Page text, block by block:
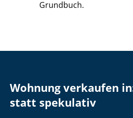
Grundbuch.
Wohnung verkaufen
statt spekulativ